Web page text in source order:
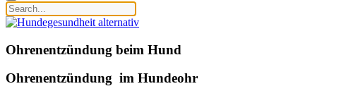
Ohrenentzündung beim Hund
Ohrenentzündung im Hundeohr